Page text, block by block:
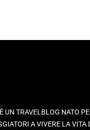
UN TRAVELBLOG NATO
A VIVERE LA VITA